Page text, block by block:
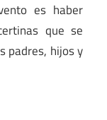
es haber
que se
padres, hijos y